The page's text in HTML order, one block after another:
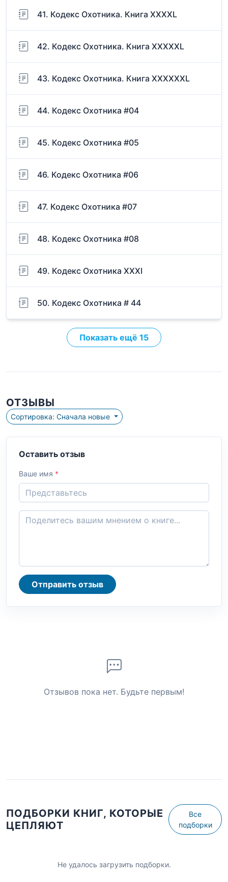
41. Кодекс Охотника. Книга XXXXL
42. Кодекс Охотника. Книга XXXXXL
43. Кодекс Охотника. Книга XXXXXXL
44. Кодекс Охотника #04
45. Кодекс Охотника #05
46. Кодекс Охотника #06
47. Кодекс Охотника #07
48. Кодекс Охотника #08
49. Кодекс Охотника XXXI
50. Кодекс Охотника # 44
Показать ещё 15
ОТЗЫВЫ
Сортировка: Сначала новые
Оставить отзыв
Ваше имя *
Отправить отзыв
Отзывов пока нет. Будьте первым!
ПОДБОРКИ КНИГ, КОТОРЫЕ
ЦЕПЛЯЮТ
Все
подборки
Не удалось загрузить подборки.